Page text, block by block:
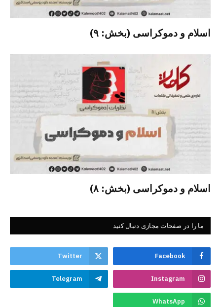
اسلام و دموکراسی (بخش: ۹)
اسلام و دموکراسی (بخش: ۸)
ما را در صفحات مجازی دنبال کنید
Facebook
Twitter
Instagram
Telegram
WhatsApp